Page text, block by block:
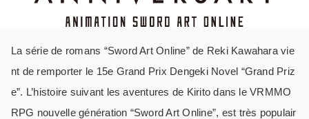
La série de romans “Sword Art Online” de Reki Kawahara vie
nt de remporter le 15e Grand Prix Dengeki Novel “Grand Priz
e”. L’histoire suivant les aventures de Kirito dans le VRMMO
RPG nouvelle génération “Sword Art Online”, est très populair